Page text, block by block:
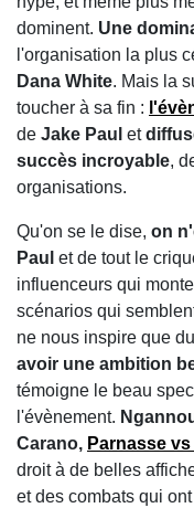
dominent. Une
l'organisation la plus
Dana White. Mais la
toucher à sa fin :
de Jake Paul et
succès incroyable,
organisations.
Qu'on se le dise, on
Paul et de tout le
influenceurs qui
scénarios qui
ne nous inspire que
avoir une ambition
témoigne le beau
l'évènement.
Carano, Parnasse
droit à de belles
et des combats qui